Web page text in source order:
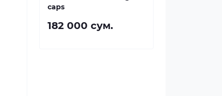
caps
182 000 сум.